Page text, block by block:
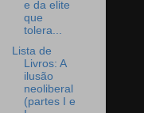
e da elite
que
tolera...
Lista de
Livros: A
ilusão
neoliberal
(partes I e